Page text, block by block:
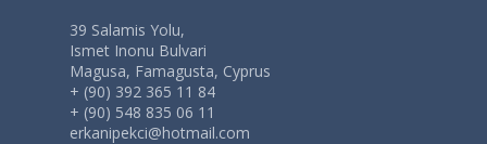
39 Salamis Yolu,
Ismet Inonu Bulvari
Magusa, Famagusta, Cyprus
+ (90) 392 365 11 84
+ (90) 548 835 06 11
erkanipekci@hotmail.com